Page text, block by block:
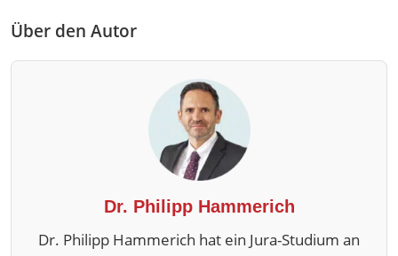
Über den Autor
Dr. Philipp Hammerich
Dr. Philipp Hammerich hat ein Jura-Studium an